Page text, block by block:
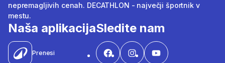
nepremagljivih cenah. DECATHLON - največji športnik v
mestu.
Naša aplikacija
Prenesi
Sledite nam